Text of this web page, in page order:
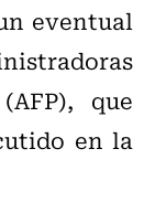
eventual
que
en la